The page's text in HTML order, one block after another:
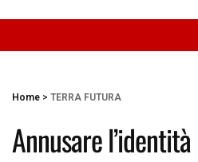
Home > TERRA FUTURA
Annusare l’identità